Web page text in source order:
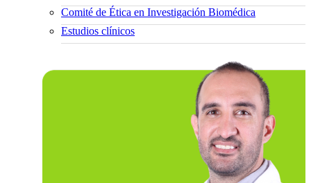
Comité de Ética en Investigación Biomédica
Estudios clínicos